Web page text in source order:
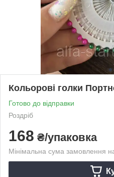
Кольорові голки
Готово до відправки
Роздріб
168 ₴/упаковка
Мінімальна сума замовлення